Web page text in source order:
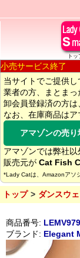
トッ
小売サービス終了
当サイトでご提供
業者の方、まとまっ
卸会員登録済の方は
なお、在庫商品はア
アマゾンの売り
アマゾンでは弊社以
販売元が Cat Fish
*Lady Catは、Amazonアソ
トップ ダンスウ
商品番号:
ブランド: Elegant